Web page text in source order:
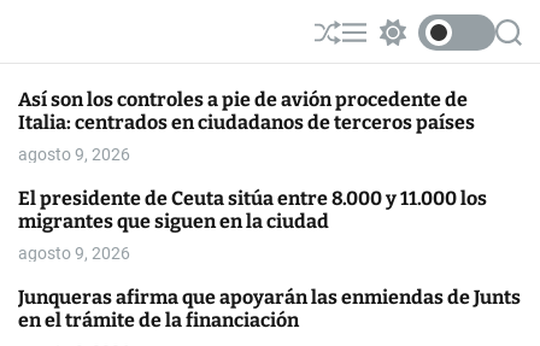
S
h
ff
l
M
e
u
w
t
c
l
d
S
e
Así son los controles a pie de avión procedente de
Italia: centrados en ciudadanos de terceros países
agosto 9, 2026
El presidente de Ceuta sitúa entre 8.000 y 11.000 los
migrantes que siguen en la ciudad
agosto 9, 2026
Junqueras afirma que apoyarán las enmiendas de Junts
en el trámite de la financiación